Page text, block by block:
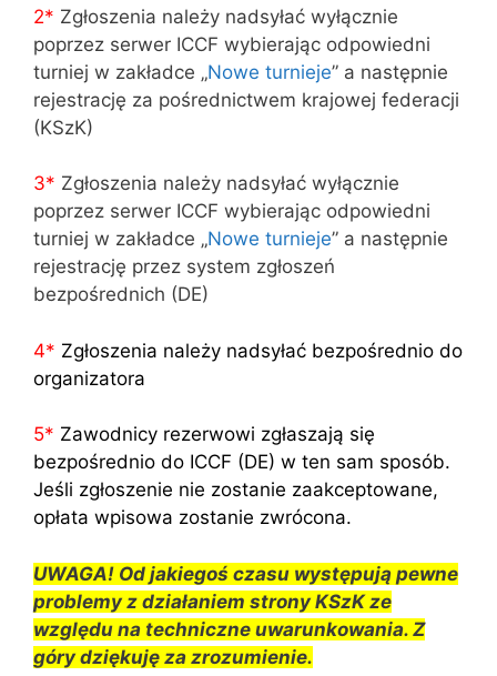
2* Zgłoszenia należy nadsyłać wyłącznie
poprzez serwer ICCF wybierając odpowiedni
turniej w zakładce „Nowe turnieje” a następnie
rejestrację za pośrednictwem krajowej federacji
(KSzK)
3* Zgłoszenia należy nadsyłać wyłącznie
poprzez serwer ICCF wybierając odpowiedni
turniej w zakładce „Nowe turnieje” a następnie
rejestrację przez system zgłoszeń
bezpośrednich (DE)
4* Zgłoszenia należy nadsyłać bezpośrednio do
organizatora
5* Zawodnicy rezerwowi zgłaszają się
bezpośrednio do ICCF (DE) w ten sam sposób.
Jeśli zgłoszenie nie zostanie zaakceptowane,
opłata wpisowa zostanie zwrócona.
UWAGA! Od jakiegoś czasu występują pewne
problemy z działaniem strony KSzK ze
względu na techniczne uwarunkowania. Z
góry dziękuję za zrozumienie.